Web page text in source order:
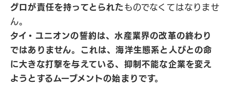
グロが責任を持ってとられた ものでなくてはなりませ
ん。
タイ・ユニオンの誓約は、水産業界の改革の終わり
ではありません。これは、海洋生態系と人びとの命
に大きな打撃を与えている、抑制不能な企業を変え
ようとするムーブメントの始まりです。